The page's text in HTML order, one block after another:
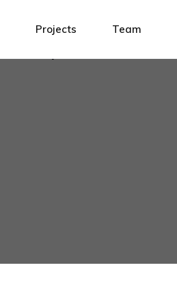
Projects Team